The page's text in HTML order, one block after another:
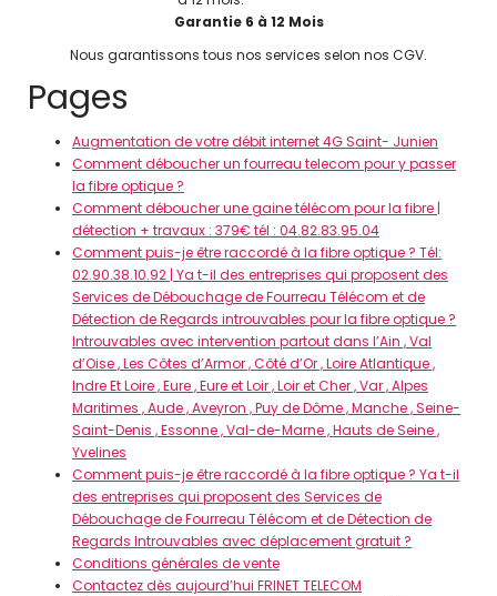
Garantie 6 à 12 Mois
Nous garantissons tous nos services selon nos CGV.
Pages
Augmentation de votre débit internet 4G Saint- Junien
Comment déboucher un fourreau telecom pour y passer
la fibre optique ?
Comment déboucher une gaine télécom pour la fibre |
détection + travaux : 379€ tél : 04.82.83.95.04
Comment puis-je être raccordé à la fibre optique ? Tél:
02.90.38.10.92 | Ya t-il des entreprises qui proposent des
Services de Débouchage de Fourreau Télécom et de
Détection de Regards introuvables pour la fibre optique ?
Introuvables avec intervention partout dans l’Ain , Val
d’Oise , Les Côtes d’Armor , Côté d’Or , Loire Atlantique ,
Indre Et Loire , Eure , Eure et Loir , Loir et Cher , Var , Alpes
Maritimes , Aude , Aveyron , Puy de Dôme , Manche , Seine-
Saint-Denis , Essonne , Val-de-Marne , Hauts de Seine ,
Yvelines
Comment puis-je être raccordé à la fibre optique ? Ya t-il
des entreprises qui proposent des Services de
Débouchage de Fourreau Télécom et de Détection de
Regards Introuvables avec déplacement gratuit ?
Conditions générales de vente
Contactez dès aujourd’hui FRINET TELECOM